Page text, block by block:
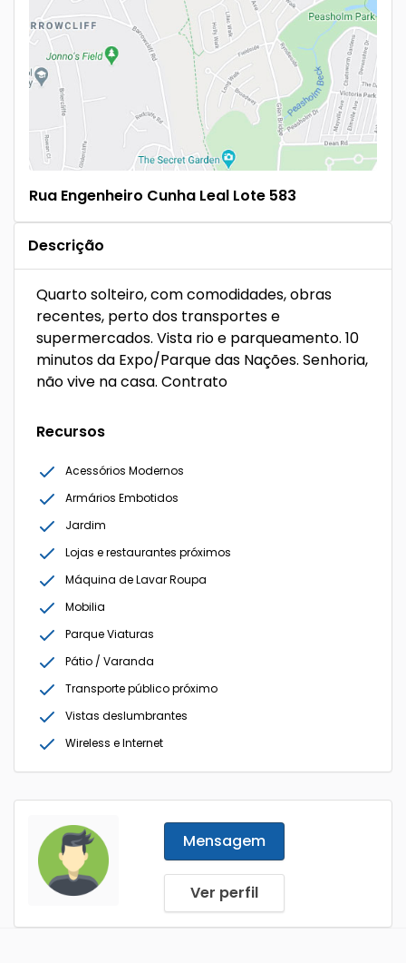
Rua Engenheiro Cunha Leal Lote 583
Descrição
Quarto solteiro, com comodidades, obras
recentes, perto dos transportes e
supermercados. Vista rio e parqueamento. 10
minutos da Expo/Parque das Nações. Senhoria,
não vive na casa. Contrato
Recursos
Acessórios Modernos
Armários Embotidos
Jardim
Lojas e restaurantes próximos
Máquina de Lavar Roupa
Mobilia
Parque Viaturas
Pátio / Varanda
Transporte público próximo
Vistas deslumbrantes
Wireless e Internet
Mensagem
Ver perfil